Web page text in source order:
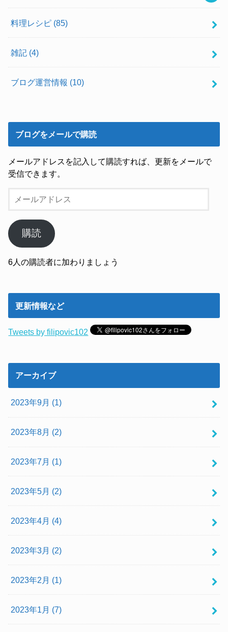
料理レシピ (85)
雑記 (4)
ブログ運営情報 (10)
ブログをメールで購読
メールアドレスを記入して購読すれば、更新をメールで
受信できます。
ア
ド
ス
購読
6人の購読者に加わりましょう
更新情報など
Tweets by filipovic102
アーカイブ
2023年9月 (1)
2023年8月 (2)
2023年7月 (1)
2023年5月 (2)
2023年4月 (4)
2023年3月 (2)
2023年2月 (1)
2023年1月 (7)